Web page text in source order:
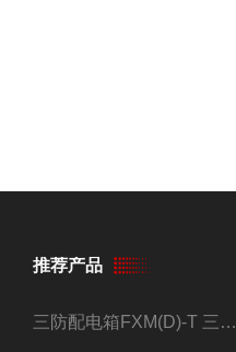
推荐产品
三防配电箱FXM(D)-T 三防型黑色工程塑料